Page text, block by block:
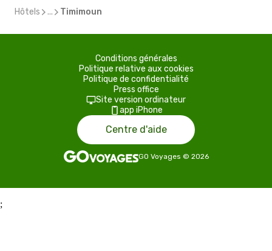
Hôtels ... Timimoun
Conditions générales
Politique relative aux cookies
Politique de confidentialité
Press office
Site version ordinateur
app iPhone
Centre d'aide
GO Voyages © 2026
;